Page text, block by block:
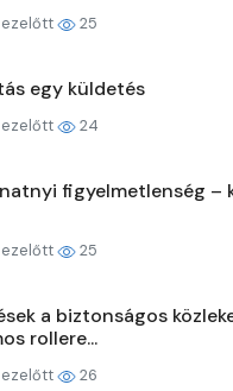
ezelőtt 25
egy küldetés
ezelőtt 24
figyelmetlenség –
ezelőtt 25
a biztonságos
rollere...
ezelőtt 26